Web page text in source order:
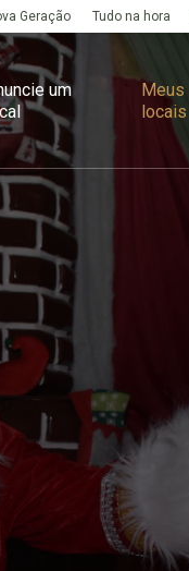
Geração Tudo na hora
um
Meus
locais